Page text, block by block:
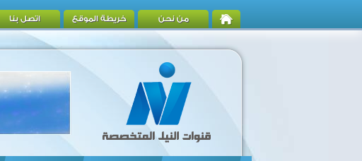
من نحن خريطة الموقع اتصل بنا